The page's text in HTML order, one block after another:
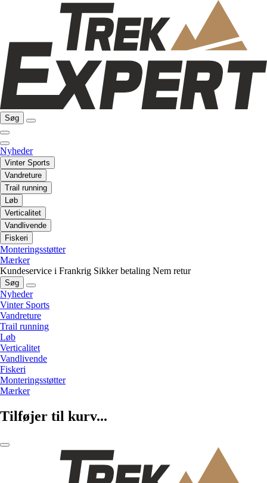
Søg
Nyheder
Vinter Sports
Vandreture
Trail running
Løb
Verticalitet
Vandlivende
Fiskeri
Monteringsstøtter
Mærker
Kundeservice i Frankrig Sikker betaling Nem retur
Søg
Nyheder
Vinter Sports
Vandreture
Trail running
Løb
Verticalitet
Vandlivende
Fiskeri
Monteringsstøtter
Mærker
Tilføjer til kurv...